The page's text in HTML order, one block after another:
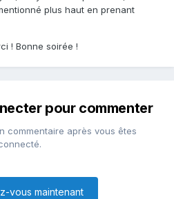
plus haut en prenant
! Bonne soirée !
pour commenter
commentaire après vous êtes
vous maintenant